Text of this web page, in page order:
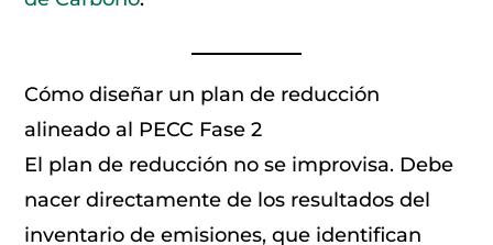
Cómo diseñar un plan de reducción
alineado al PECC Fase 2
El plan de reducción no se improvisa. Debe
nacer directamente de los resultados del
inventario de emisiones, que identifican